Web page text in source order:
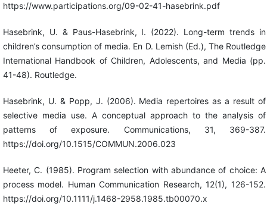
https://www.participations.org/09-02-41-hasebrink.pdf
Hasebrink, U. & Paus-Hasebrink, I. (2022). Long-term trends in
children’s consumption of media. En D. Lemish (Ed.), The Routledge
International Handbook of Children, Adolescents, and Media (pp.
41-48). Routledge.
Hasebrink, U. & Popp, J. (2006). Media repertoires as a result of
selective media use. A conceptual approach to the analysis of
patterns of exposure. Communications, 31, 369-387.
https://doi.org/10.1515/COMMUN.2006.023
Heeter, C. (1985). Program selection with abundance of choice: A
process model. Human Communication Research, 12(1), 126-152.
https://doi.org/10.1111/j.1468-2958.1985.tb00070.x